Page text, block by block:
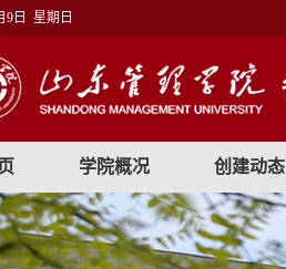
9日 星期日
学院概况 创建动态